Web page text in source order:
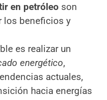
en petróleo son
los beneficios y
es realizar un
energético,
actuales,
hacia energías